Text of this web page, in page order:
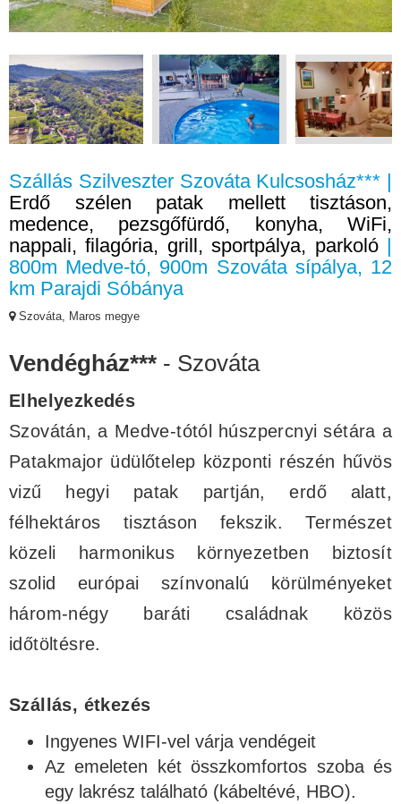
Szállás Szilveszter Szováta Kulcsosház*** |
Erdő szélen patak mellett tisztáson,
medence, pezsgőfürdő, konyha, WiFi,
nappali, filagória, grill, sportpálya, parkoló|
800m Medve-tó, 900m Szováta sípálya, 12
km Parajdi Sóbánya
Szováta, Maros megye
Vendégház*** - Szováta
Elhelyezkedés
Szovátán, a Medve-tótól húszpercnyi sétára a
Patakmajor üdülőtelep központi részén hűvös
vizű hegyi patak partján, erdő alatt,
félhektáros tisztáson fekszik. Természet
közeli harmonikus környezetben biztosít
szolid európai színvonalú körülményeket
három-négy baráti családnak közös
időtöltésre.
Szállás, étkezés
Ingyenes WIFI-vel várja vendégeit
Az emeleten két összkomfortos szoba és
egy lakrész található (kábeltévé, HBO).